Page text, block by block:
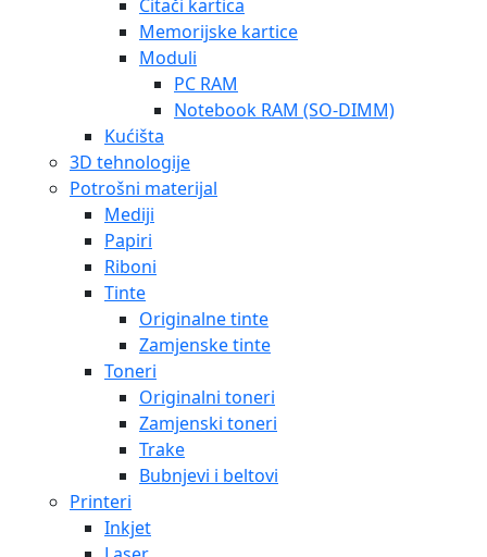
Čitači kartica
Memorijske kartice
Moduli
PC RAM
Notebook RAM (SO-DIMM)
Kućišta
3D tehnologije
Potrošni materijal
Mediji
Papiri
Riboni
Tinte
Originalne tinte
Zamjenske tinte
Toneri
Originalni toneri
Zamjenski toneri
Trake
Bubnjevi i beltovi
Printeri
Inkjet